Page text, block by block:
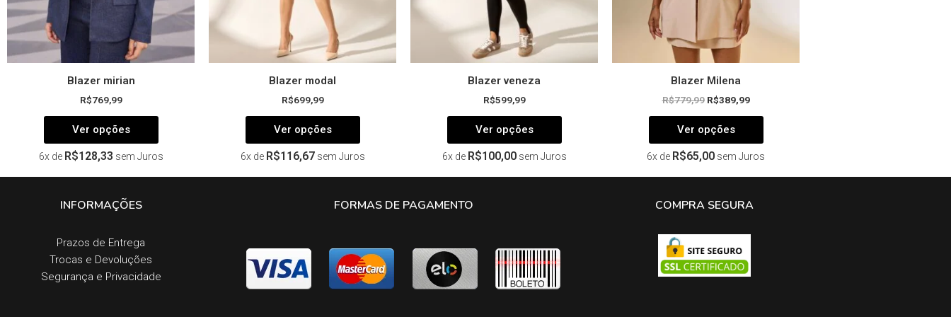
Blazer mirian
R$769,99
Ver opções
página
do
6x de R$128,33 sem Juros
Blazer modal
R$699,99
Ver opções
produto
6x de R$116,67 sem Juros
Blazer veneza
R$599,99
Ver opções
página
do
produto
6x de R$100,00 sem Juros
Blazer Milena
R$779,99 R$389,99
Ver opções
produto
6x de R$65,00 sem Juros
INFORMAÇÕES
Prazos de Entrega​
Trocas e Devoluções​
Segurança e Privacidade
FORMAS DE PAGAMENTO COMPRA SEGURA